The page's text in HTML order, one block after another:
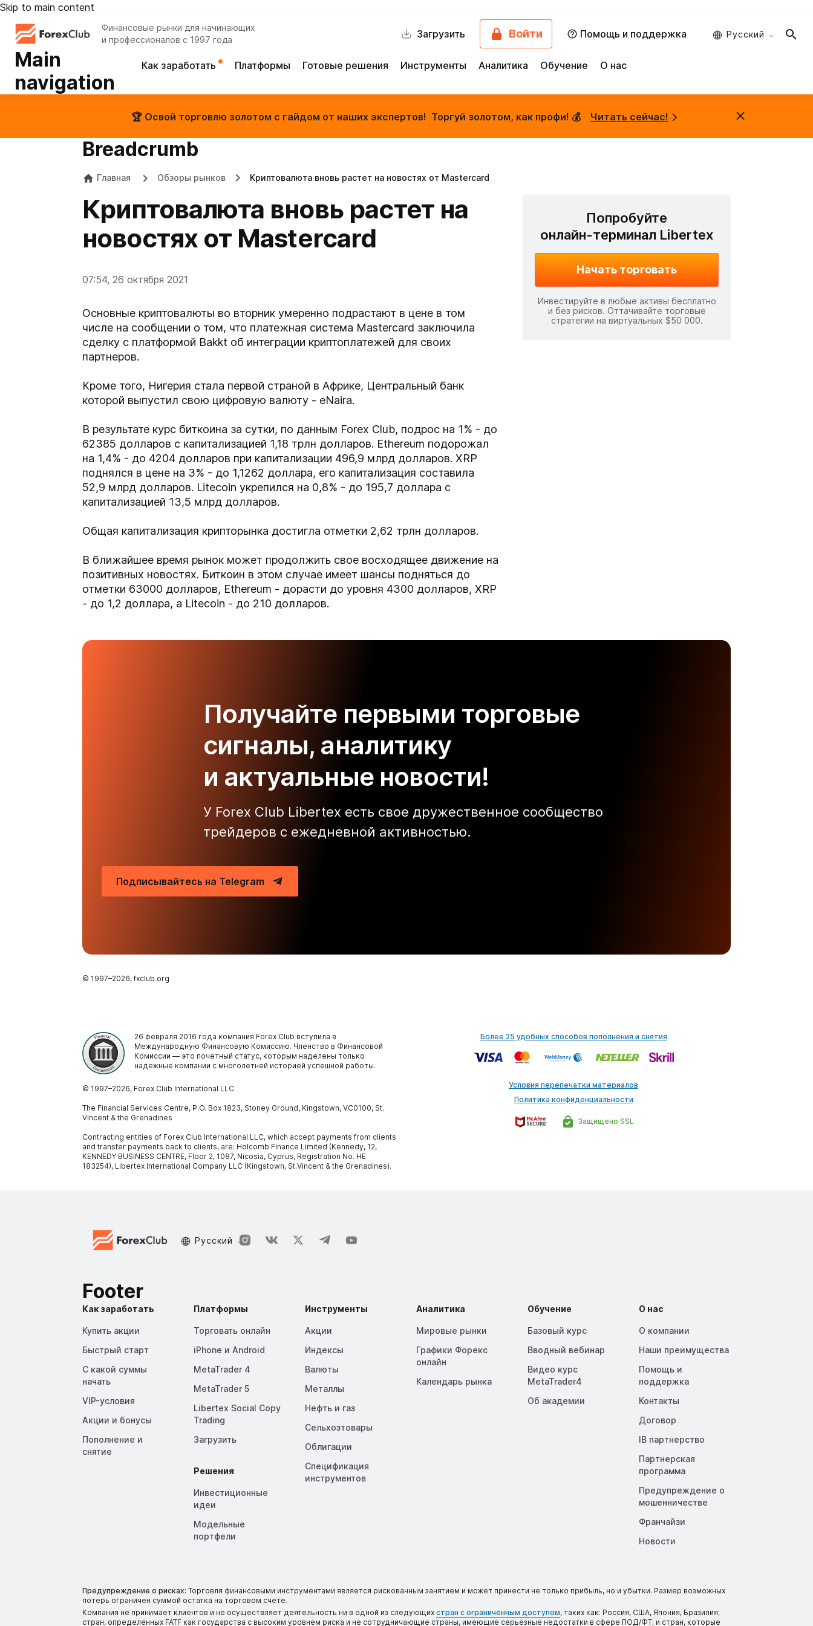
Skip to main content
Финансовые рынки для начинающих
и профессионалов с 1997 года
Загрузить Войти Помощь и поддержка Русский
Main
navigation
Как заработать Платформы Готовые решения Инструменты Аналитика Обучение О нас
🏆 Освой торговлю золотом с гайдом от наших экспертов! Торгуй золотом, как профи! 💰 Читать сейчас!
Breadcrumb
Главная Обзоры рынков Криптовалюта вновь растет на новостях от Mastercard
Криптовалюта вновь растет на
новостях от Mastercard
07:54, 26 октября 2021
Основные криптовалюты во вторник умеренно подрастают в цене в том
числе на сообщении о том, что платежная система Mastercard заключила
сделку с платформой Bakkt об интеграции криптоплатежей для своих
партнеров.
Кроме того, Нигерия стала первой страной в Африке, Центральный банк
которой выпустил свою цифровую валюту - eNaira.
В результате курс биткоина за сутки, по данным Forex Club, подрос на 1% - до
62385 долларов с капитализацией 1,18 трлн долларов. Ethereum подорожал
на 1,4% - до 4204 долларов при капитализации 496,9 млрд долларов. XRP
поднялся в цене на 3% - до 1,1262 доллара, его капитализация составила
52,9 млрд долларов. Litecoin укрепился на 0,8% - до 195,7 доллара с
капитализацией 13,5 млрд долларов.
Общая капитализация крипторынка достигла отметки 2,62 трлн долларов.
В ближайшее время рынок может продолжить свое восходящее движение на
позитивных новостях. Биткоин в этом случае имеет шансы подняться до
отметки 63000 долларов, Ethereum - дорасти до уровня 4300 долларов, XRP
- до 1,2 доллара, а Litecoin - до 210 долларов.
Попробуйте
онлайн-терминал Libertex
Начать торговать
Инвестируйте в любые активы бесплатно
и без рисков. Оттачивайте торговые
стратегии на виртуальных $50 000.
Получайте первыми торговые
сигналы, аналитику
и актуальные новости!
У Forex Club Libertex есть свое дружественное сообщество
трейдеров с ежедневной активностью.
Подписывайтесь на Telegram
© 1997–2026, fxclub.org
26 февраля 2016 года компания Forex Club вступила в
Международную Финансовую Комиссию. Членство в Финансовой
Комиссии — это почетный статус, которым наделены только
надежные компании с многолетней историей успешной работы.
© 1997–2026, Forex Club International LLC
The Financial Services Centre, P.O. Box 1823, Stoney Ground, Kingstown, VC0100, St.
Vincent & the Grenadines
Contracting entities of Forex Club International LLC, which accept payments from clients
and transfer payments back to clients, are: Holcomb Finance Limited (Kennedy, 12,
KENNEDY BUSINESS CENTRE, Floor 2, 1087, Nicosia, Cyprus, Registration No. HE
183254), Libertex International Company LLC (Kingstown, St.Vincent & the Grenadines).
Более 25 удобных способов пополнения и снятия
Защищено SSL
Условия перепечатки материалов
Политика конфиденциальности
Русский
Footer
Как заработать
Купить акции
Быстрый старт
С какой суммы
начать
VIP-условия
Акции и бонусы
Пополнение и
снятие
Платформы
Торговать онлайн
iPhone и Android
MetaTrader 4
MetaTrader 5
Libertex Social Copy
Trading
Загрузить
Решения
Инвестиционные
идеи
Модельные
портфели
Инструменты
Акции
Индексы
Валюты
Металлы
Нефть и газ
Сельхозтовары
Облигации
Спецификация
инструментов
Аналитика
Мировые рынки
Графики Форекс
онлайн
Календарь рынка
Обучение
Базовый курс
Вводный вебинар
Видео курс
MetaTrader4
Об академии
О нас
О компании
Наши преимущества
Помощь и
поддержка
Контакты
Договор
IB партнерство
Партнерская
программа
Предупреждение о
мошенничестве
Франчайзи
Новости
Предупреждение о рисках: Торговля финансовыми инструментами является рискованным занятием и может принести не только прибыль, но и убытки. Размер возможных
потерь ограничен суммой остатка на торговом счете.
Компания не принимает клиентов и не осуществляет деятельность ни в одной из следующих стран с ограниченным доступом, таких как: Россия, США, Япония, Бразилия;
стран, определенных FATF как государства с высоким уровнем риска и не сотрудничающие страны, имеющие серьезные недостатки в сфере ПОД/ФТ; и стран, которые